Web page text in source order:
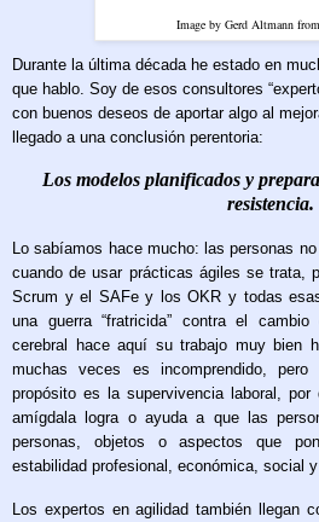
Image by Gerd Altmann
Durante la última década he estado en
que hablo. Soy de esos consultores
con buenos deseos de aportar algo al
llegado a una conclusión perentoria:
Los modelos planificados y
resistencia.
Lo sabíamos hace mucho: las personas
cuando de usar prácticas ágiles se trata,
Scrum y el SAFe y los OKR y todas
una guerra “fratricida” contra el
cerebral hace aquí su trabajo muy bien
muchas veces es incomprendido,
propósito es la supervivencia laboral,
amígdala logra o ayuda a que las
personas, objetos o aspectos que
estabilidad profesional, económica, social y
Los expertos en agilidad también llegan